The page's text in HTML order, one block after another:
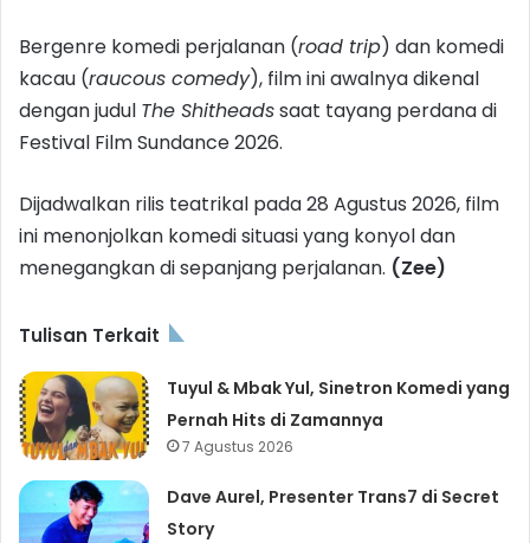
Bergenre komedi perjalanan (road trip) dan komedi
kacau (raucous comedy), film ini awalnya dikenal
dengan judul The Shitheadssaat tayang perdana di
Festival Film Sundance 2026.
Dijadwalkan rilis teatrikal pada 28 Agustus 2026, film
ini menonjolkan komedi situasi yang konyol dan
menegangkan di sepanjang perjalanan. (Zee)
Tulisan Terkait
Tuyul & Mbak Yul, Sinetron Komedi yang
Pernah Hits di Zamannya
7 Agustus 2026
Dave Aurel, Presenter Trans7 di Secret
Story